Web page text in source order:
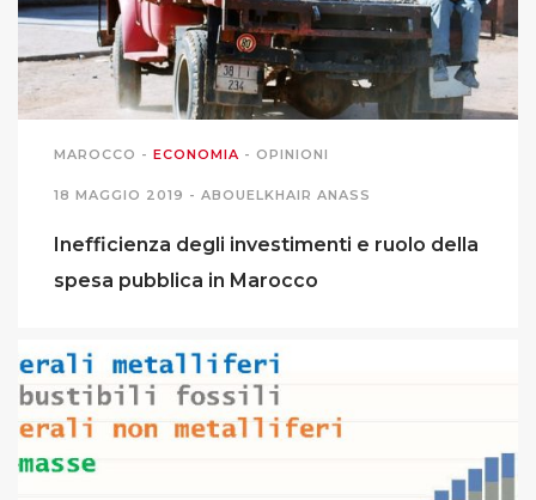
MAROCCO - ECONOMIA - OPINIONI
18 MAGGIO 2019 - ABOUELKHAIR ANASS
Inefficienza degli investimenti e ruolo della
spesa pubblica in Marocco